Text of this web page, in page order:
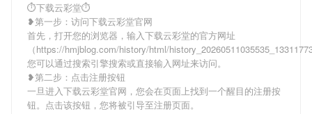
⏱下载云彩堂⏱
❥第一步：访问下载云彩堂官网
首先，打开您的浏览器，输入下载云彩堂的官方网址
（https://hmjblog.com/history/html/
您可以通过搜索引擎搜索或直接输入网址来访问。
❥第二步：点击注册按钮
一旦进入下载云彩堂官网，您会在页面上找到一个醒目的注册按
钮。点击该按钮，您将被引导至注册页面。